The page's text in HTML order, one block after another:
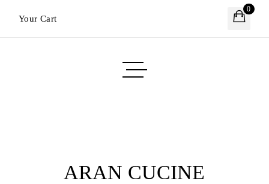
Your Cart
0
ARAN CUCINE